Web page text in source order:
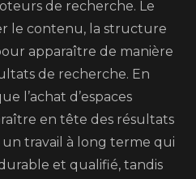
de recherche. Le
le contenu, la structure
apparaître de manière
de recherche. En
l’achat d’espaces
en tête des résultats
un travail à long terme qui
et qualifié, tandis